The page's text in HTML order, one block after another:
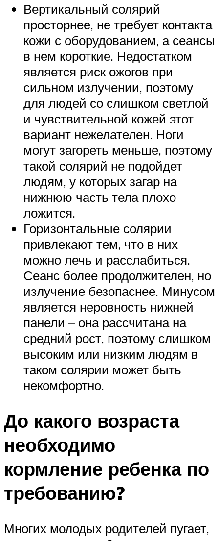
Вертикальный солярий
просторнее, не требует контакта
кожи с оборудованием, а сеансы
в нем короткие. Недостатком
является риск ожогов при
сильном излучении, поэтому
для людей со слишком светлой
и чувствительной кожей этот
вариант нежелателен. Ноги
могут загореть меньше, поэтому
такой солярий не подойдет
людям, у которых загар на
нижнюю часть тела плохо
ложится.
Горизонтальные солярии
привлекают тем, что в них
можно лечь и расслабиться.
Сеанс более продолжителен, но
излучение безопаснее. Минусом
является неровность нижней
панели – она рассчитана на
средний рост, поэтому слишком
высоким или низким людям в
таком солярии может быть
некомфортно.
До какого возраста
необходимо
кормление ребенка по
требованию?
Многих молодых родителей пугает,